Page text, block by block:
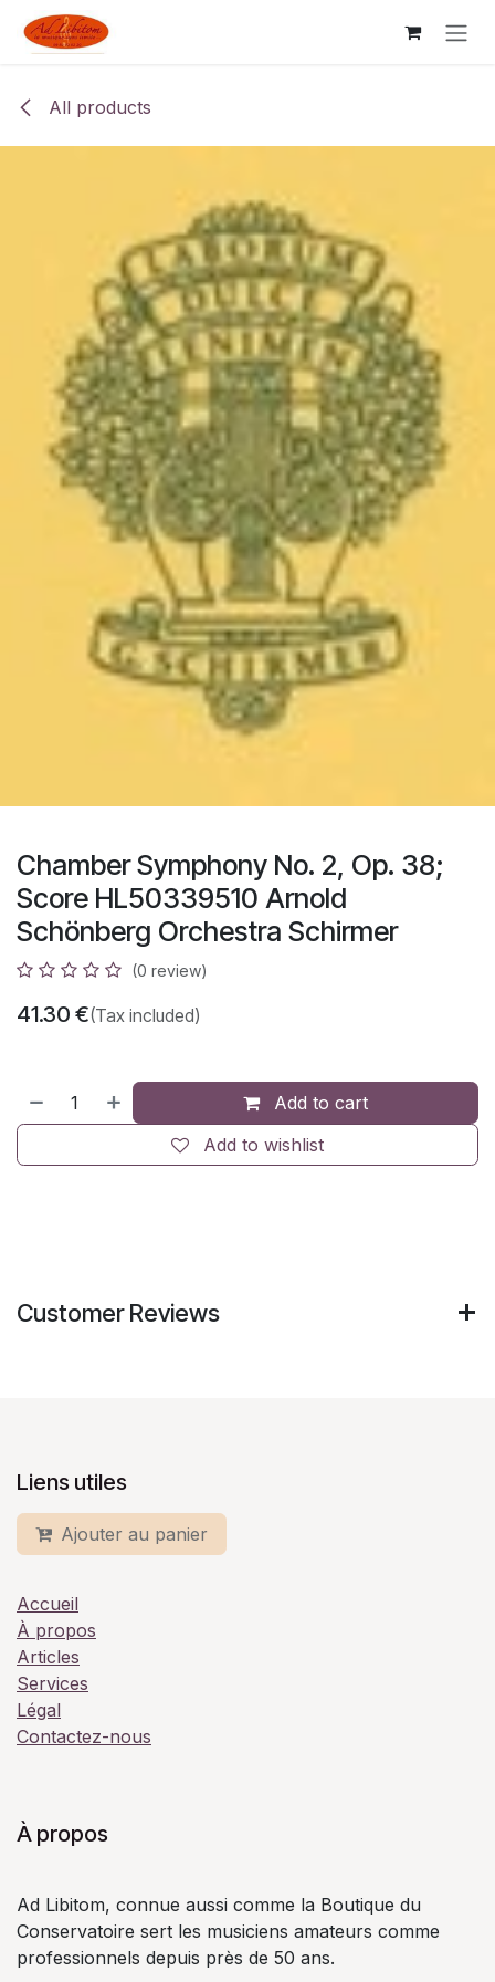
Skip to Content
All products
Chamber Symphony No. 2, Op. 38;
Score HL50339510 Arnold
Schönberg Orchestra Schirmer
(0 review)
41.30 €(Tax included)
Add to cart
Add to wishlist
Customer Reviews
Liens utiles
Ajouter au panier
Accueil
À propos
Articles
Services
Légal
Contactez-nous
À propos
Ad Libitom, connue aussi comme la Boutique du
Conservatoire sert les musiciens amateurs comme
professionnels depuis près de 50 ans.